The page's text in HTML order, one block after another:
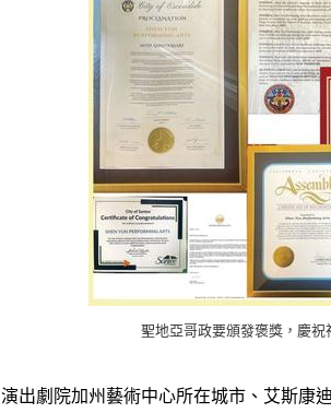
聖地亞哥政要頒發褒獎，慶祝
演出劇院加州藝術中心所在城市、艾斯康